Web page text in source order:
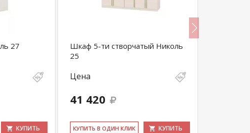
27
КУПИТЬ
Шкаф 5-ти створчатый Николь
25
Цена
41 420
КУ­ПИТЬ В ОДИН КЛИК КУПИТЬ